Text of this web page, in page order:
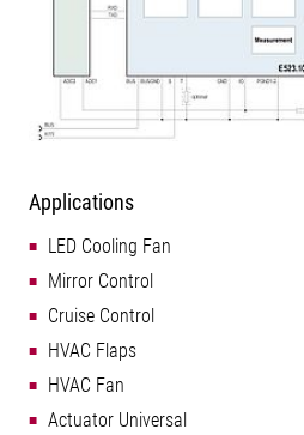
Applications
LED Cooling Fan
Mirror Control
Cruise Control
HVAC Flaps
HVAC Fan
Actuator Universal